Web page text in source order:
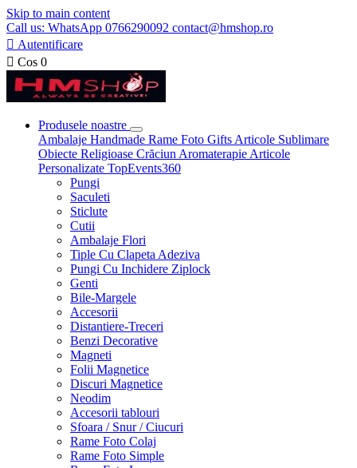
Skip to main content
Call us: WhatsApp 0766290092 contact@hmshop.ro
 Autentificare
 Cos 0
Produsele noastre
Ambalaje Handmade Rame Foto Gifts Articole Sublimare
Obiecte Religioase Crăciun Aromaterapie Articole
Personalizate TopEvents360
Pungi
Saculeti
Sticlute
Cutii
Ambalaje Flori
Tiple Cu Clapeta Adeziva
Pungi Cu Inchidere Ziplock
Genti
Bile-Margele
Accesorii
Distantiere-Treceri
Benzi Decorative
Magneti
Folii Magnetice
Discuri Magnetice
Neodim
Accesorii tablouri
Sfoara / Snur / Ciucuri
Rame Foto Colaj
Rame Foto Simple